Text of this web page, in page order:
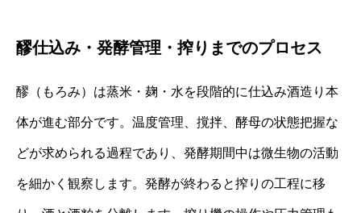
醪仕込み・発酵管理・搾りまでのプロセス
醪（もろみ）は蒸米・麹・水を段階的に仕込み酒造り本
体が進む部分です。温度管理、撹拌、酵母の状態把握な
どが求められる過程であり、発酵期間中は微生物の活動
を細かく観察します。発酵が終わると搾りの工程に移